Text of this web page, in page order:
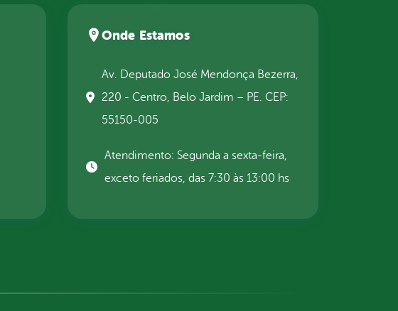
Onde Estamos
Av. Deputado José Mendonça Bezerra,
220 - Centro, Belo Jardim – PE. CEP:
55150-005
Atendimento: Segunda a sexta-feira,
exceto feriados, das 7:30 às 13:00 hs